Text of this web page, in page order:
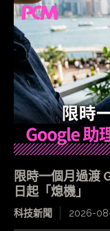
限時一個月過渡
日起「熄機」
科技新聞 2026-